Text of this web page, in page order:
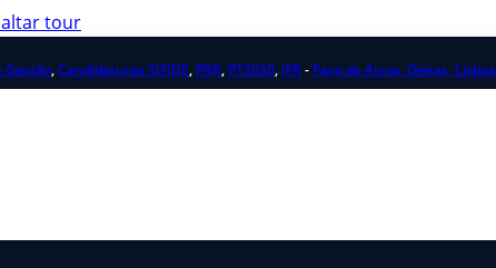
tour
Gestão,Candidaturas SIFIDE, PRR, PT2030, IFR- Paço de Arcos, Oeiras, Lisboa